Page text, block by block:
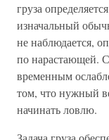
груза
изначальный
не наблюдается,
по нарастающей.
временным
том, что нужный
начинать ловлю.